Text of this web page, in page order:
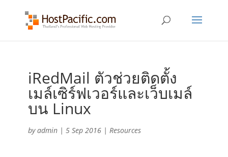
iRedMail ตัวช่วยติดตั้ง
เมล์เซิร์ฟเวอร์และเว็บเมล์
บน Linux
byadmin| 5 Sep 2016| Resources